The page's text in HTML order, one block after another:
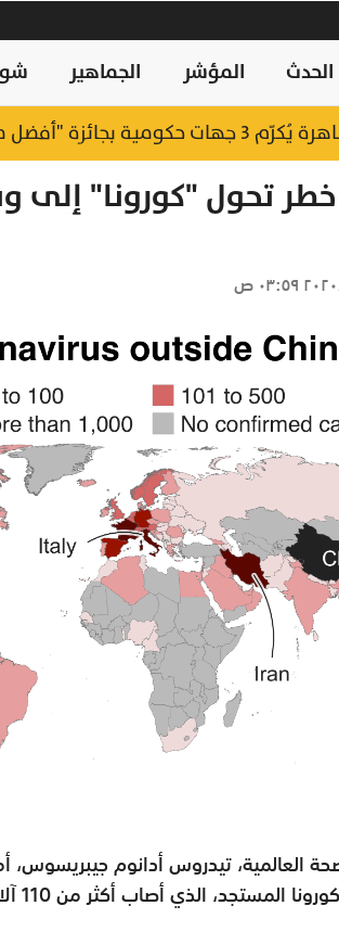
الحدث المؤشر الجماهير
"أفضل منفذ تقديم خدمة" لعام 2025
الإمداد.. إطلاق ممر لوجستي بري
تحول "كورونا" إلى
العالمية، تيدروس أدانوم